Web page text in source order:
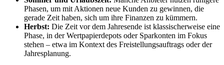
Phasen, um mit Aktionen neue Kunden zu gewinnen, die
gerade Zeit haben, sich um ihre Finanzen zu kümmern.
Herbst: Die Zeit vor dem Jahresende ist klassischerweise eine
Phase, in der Wertpapierdepots oder Sparkonten im Fokus
stehen – etwa im Kontext des Freistellungsauftrags oder der
Jahresplanung.